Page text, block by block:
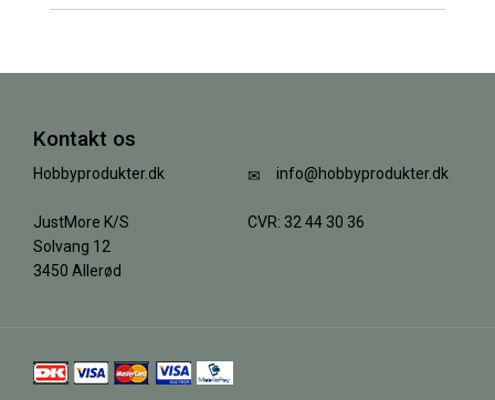
Kontakt os
Hobbyprodukter.dk
JustMore K/S
Solvang 12
3450 Allerød
info@hobbyprodukter.dk
CVR: 32 44 30 36